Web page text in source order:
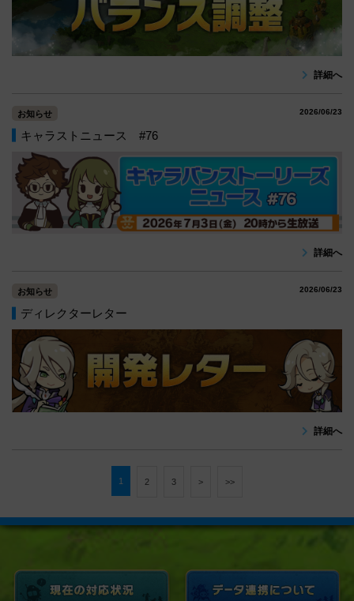
詳細へ
お知らせ 2026/06/23
キャラストニュース #76
詳細へ
お知らせ 2026/06/23
ディレクターレター
詳細へ
1 2 3 > >>